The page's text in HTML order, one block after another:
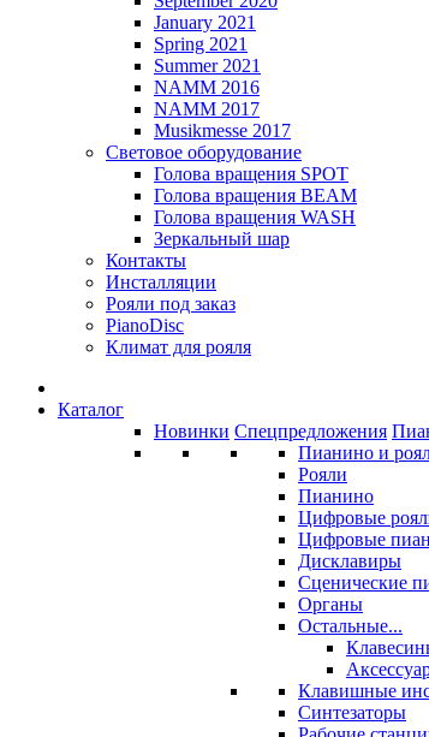
January 2021
Spring 2021
Summer 2021
NAMM 2016
NAMM 2017
Musikmesse 2017
Световое оборудование
Голова вращения SPOT
Голова вращения BEAM
Голова вращения WASH
Зеркальный шар
Контакты
Инсталляции
Рояли под заказ
PianoDisc
Климат для рояля
Каталог
Новинки Спецпредложения
Пианино и
Рояли
Пианино
Цифровые
Цифровые
Дисклавиры
Сценические
Органы
Остальные...
Клавишные
Синтезаторы